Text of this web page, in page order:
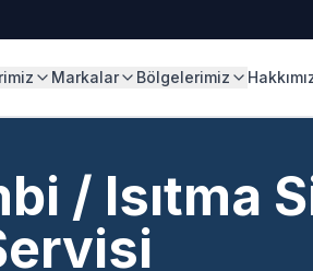
Markalar Bölgelerimiz
/ Isıtma